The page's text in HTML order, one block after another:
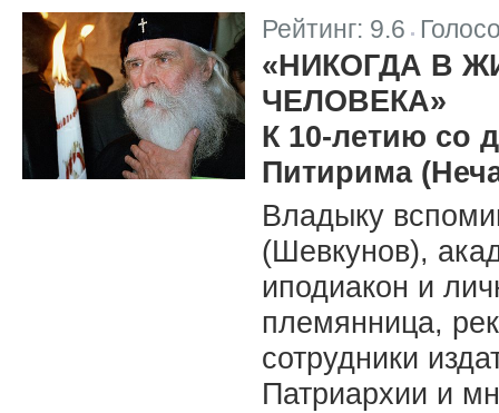
Рейтинг: 9.6
«НИКОГДА В
ЧЕЛОВЕКА»
К 10-летию со
Питирима
Владыку
(Шевкунов),
иподиакон и
племянница,
сотрудники
Патриархии и